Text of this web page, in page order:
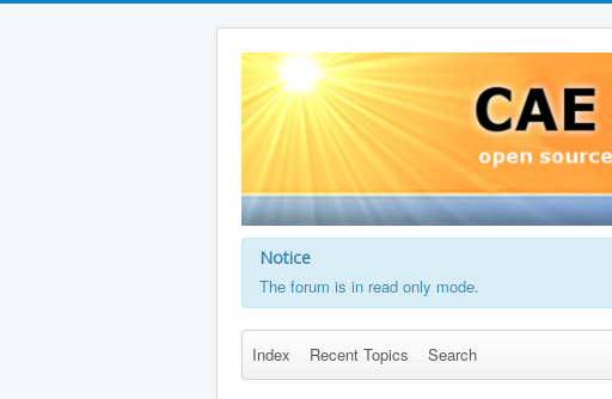
Notice
The forum is in read only mode.
Index Recent Topics Search